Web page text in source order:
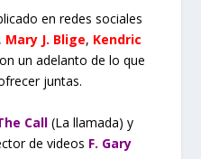
en redes sociales
, Mary J. Blige, Kendric
un adelanto de lo que
juntas.
Call (La llamada) y
de videos F. Gary